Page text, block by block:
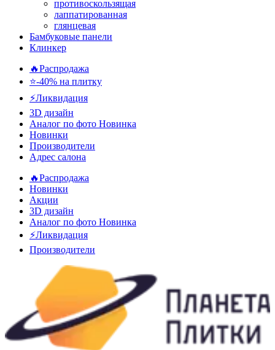
противоскользящая
лаппатированная
глянцевая
Бамбуковые панели
Клинкер
🔥Распродажа
⭐-40% на плитку
⚡️Ликвидация
3D дизайн
Аналог по фото Новинка
Новинки
Производители
Адрес салона
🔥Распродажа
Новинки
Акции
3D дизайн
Аналог по фото Новинка
⚡Ликвидация
Производители